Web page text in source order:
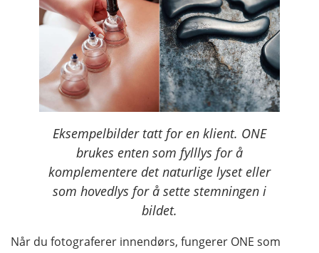
Eksempelbilder tatt for en klient. ONE
brukes enten som fylllys for å
komplementere det naturlige lyset eller
som hovedlys for å sette stemningen i
bildet.
Når du fotograferer innendørs, fungerer ONE som